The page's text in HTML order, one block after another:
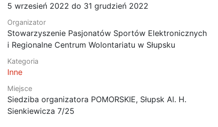
5 wrzesień 2022 do 31 grudzień 2022
Organizator
Stowarzyszenie Pasjonatów Sportów Elektronicznych
i Regionalne Centrum Wolontariatu w Słupsku
Kategoria
Inne
Miejsce
Siedziba organizatora POMORSKIE, Słupsk Al. H.
Sienkiewicza 7/25